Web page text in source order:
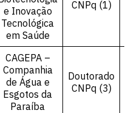
e Inovação
Tecnológica
em Saúde
CNPq (1)
CAGEPA –
Companhia
de Água e
Esgotos da
Paraíba
Doutorado
CNPq (3)